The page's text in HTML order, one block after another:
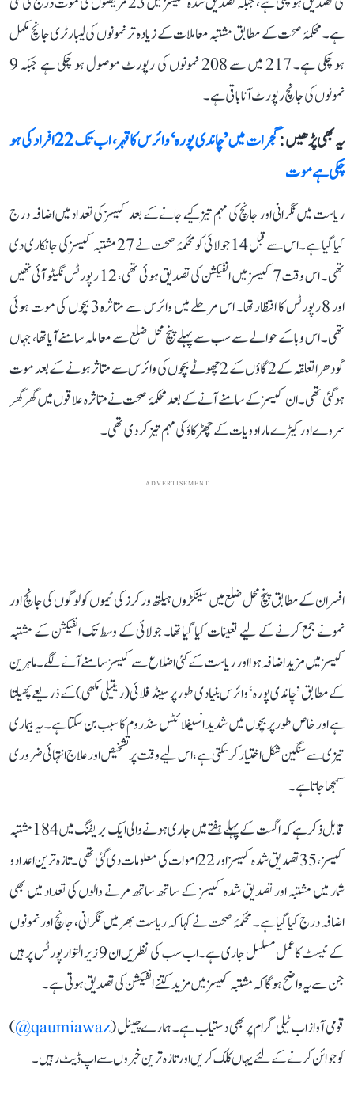
ہے۔ محکمۂ صحت کے مطابق مشتبہ معاملات کے زیادہ تر نمونوں کی لیبارٹری جانچ مکمل
ہو چکی ہے۔ 217 میں سے 208 نمونوں کی رپورٹ موصول ہو چکی ہے جبکہ 9
نمونوں کی جانچ رپورٹ آنا باقی ہے۔
یہ بھی پڑھیں :
گجرات میں ’چاندی پورہ‘ وائرس کا قہر، اب تک 22 افراد کی ہو
چکی ہے موت
ریاست میں نگرانی اور جانچ کی مہم تیز کیے جانے کے بعد کیسز کی تعداد میں اضافہ درج
کیا گیا ہے۔ اس سے قبل 14 جولائی کو محکمۂ صحت نے 27 مشتبہ کیسز کی جانکاری دی
تھی۔ اس وقت 7 کیسز میں انفیکشن کی تصدیق ہوئی تھی، 12 رپورٹس نگیٹو آئی تھیں
اور 8 رپورٹس کا انتظار تھا۔ اس مرحلے میں وائرس سے متاثرہ 3 بچوں کی موت ہوئی
تھی۔ اس وبا کے حوالے سے سب سے پہلے پنچ محل ضلع سے معاملہ سامنے آیا تھا، جہاں
گودھرا تعلقہ کے 2 گاؤں کے 2 چھوٹے بچوں کی وائرس سے متاثر ہونے کے بعد موت
ہو گئی تھی۔ ان کیسز کے سامنے آنے کے بعد محکمۂ صحت نے متاثرہ علاقوں میں گھر گھر
سروے اور کیڑے مار ادویات کے چھڑکاؤ کی مہم تیز کر دی تھی۔
ADVERTISEMENT
افسران کے مطابق پنچ محل ضلع میں سینکڑوں ہیلتھ ورکرز کی ٹیموں کو لوگوں کی جانچ اور
نمونے جمع کرنے کے لیے تعینات کیا گیا تھا۔ جولائی کے وسط تک انفیکشن کے مشتبہ
کیسز میں مزید اضافہ ہوا اور ریاست کے کئی اضلاع سے کیسز سامنے آنے لگے۔ ماہرین
کے مطابق ’چاندی پورہ‘ وائرس بنیادی طور پر سینڈ فلائی (ریتیلی مکھی) کے ذریعے پھیلتا
ہے اور خاص طور پر بچوں میں شدید انسیفلائٹس سنڈروم کا سبب بن سکتا ہے۔ یہ بیماری
تیزی سے سنگین شکل اختیار کر سکتی ہے، اس لیے وقت پر تشخیص اور علاج انتہائی ضروری
سمجھا جاتا ہے۔
قابل ذکر ہے کہ اگست کے پہلے ہفتے میں جاری ہونے والی ایک بریفنگ میں 184 مشتبہ
کیسز، 35 تصدیق شدہ کیسز اور 22 اموات کی معلومات دی گئی تھی۔ تازہ ترین اعداد و
شمار میں مشتبہ اور تصدیق شدہ کیسز کے ساتھ ساتھ مرنے والوں کی تعداد میں بھی
اضافہ درج کیا گیا ہے۔ محکمۂ صحت نے کہا کہ ریاست بھر میں نگرانی، جانچ اور نمونوں
کے ٹیسٹ کا عمل مسلسل جاری ہے۔ اب سب کی نظریں ان 9 زیر التوا رپورٹس پر ہیں
جن سے یہ واضح ہوگا کہ مشتبہ کیسز میں مزید کتنے انفیکشن کی تصدیق ہوتی ہے۔
قومی آواز اب ٹیلی گرام پر بھی دستیاب ہے۔ ہمارے چینل (qaumiawaz@
)
کو جوائن کرنے کے لئے یہاں کلک کریں اور تازہ ترین خبروں سے اپ ڈیٹ رہیں۔